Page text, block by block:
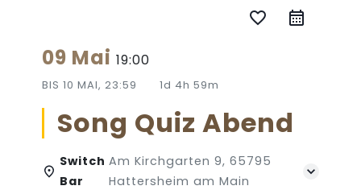
favorite_border
09 Mai 19:00
BIS 10 MAI, 23:59 1d 4h 59m
Song Quiz Abend
Switch
Bar
Am Kirchgarten 9, 65795
Hattersheim am Main